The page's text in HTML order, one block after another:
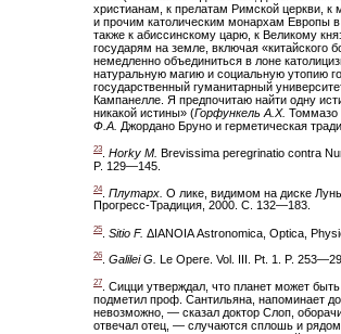
христианам, к прелатам Римской церкви,
и прочим католическим монархам Европы
также к абиссинскому царю, к Великому
государям на земле, включая «китайского
немедленно объединиться в лоне
натуральную магию и социальную утопию
государственный гуманитарный
Кампанелле. Я предпочитаю найти одну
никакой истины» (Горфункель А.Х. Томмазо
Ф.А. Джордано Бруно и герметическая
23 Horky M. Brevissima peregrinatio contra
P. 129—145.
24. Плутарх. О лике, видимом на диске
Прогресс-Традиция, 2000. С. 132—183.
25 Sitio F. ΔΙΑΝΟΙΑ Astronomica, Optica,
26 Galilei G. Le Opere. Vol. III. Pt. 1. P.
27
. Сицци утверждал, что планет может
подметил проф. Сантильяна, напоминает
невозможно, — сказал доктор Слоп,
отвечал отец, — случаются сплошь и